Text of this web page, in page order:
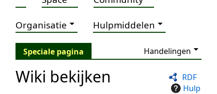
Organisatie Hulpmiddelen
Speciale pagina Handelingen
RDF
Hulp
Wiki bekijken